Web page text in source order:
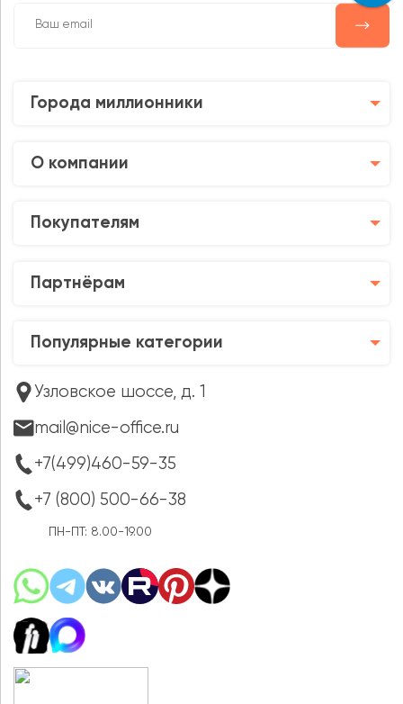
Города миллионники
О компании
Покупателям
Партнёрам
Популярные категории
Узловское шоссе, д. 1
mail@nice-office.ru
+7(499)460-59-35
+7 (800) 500-66-38
ПН-ПТ: 8.00-19.00